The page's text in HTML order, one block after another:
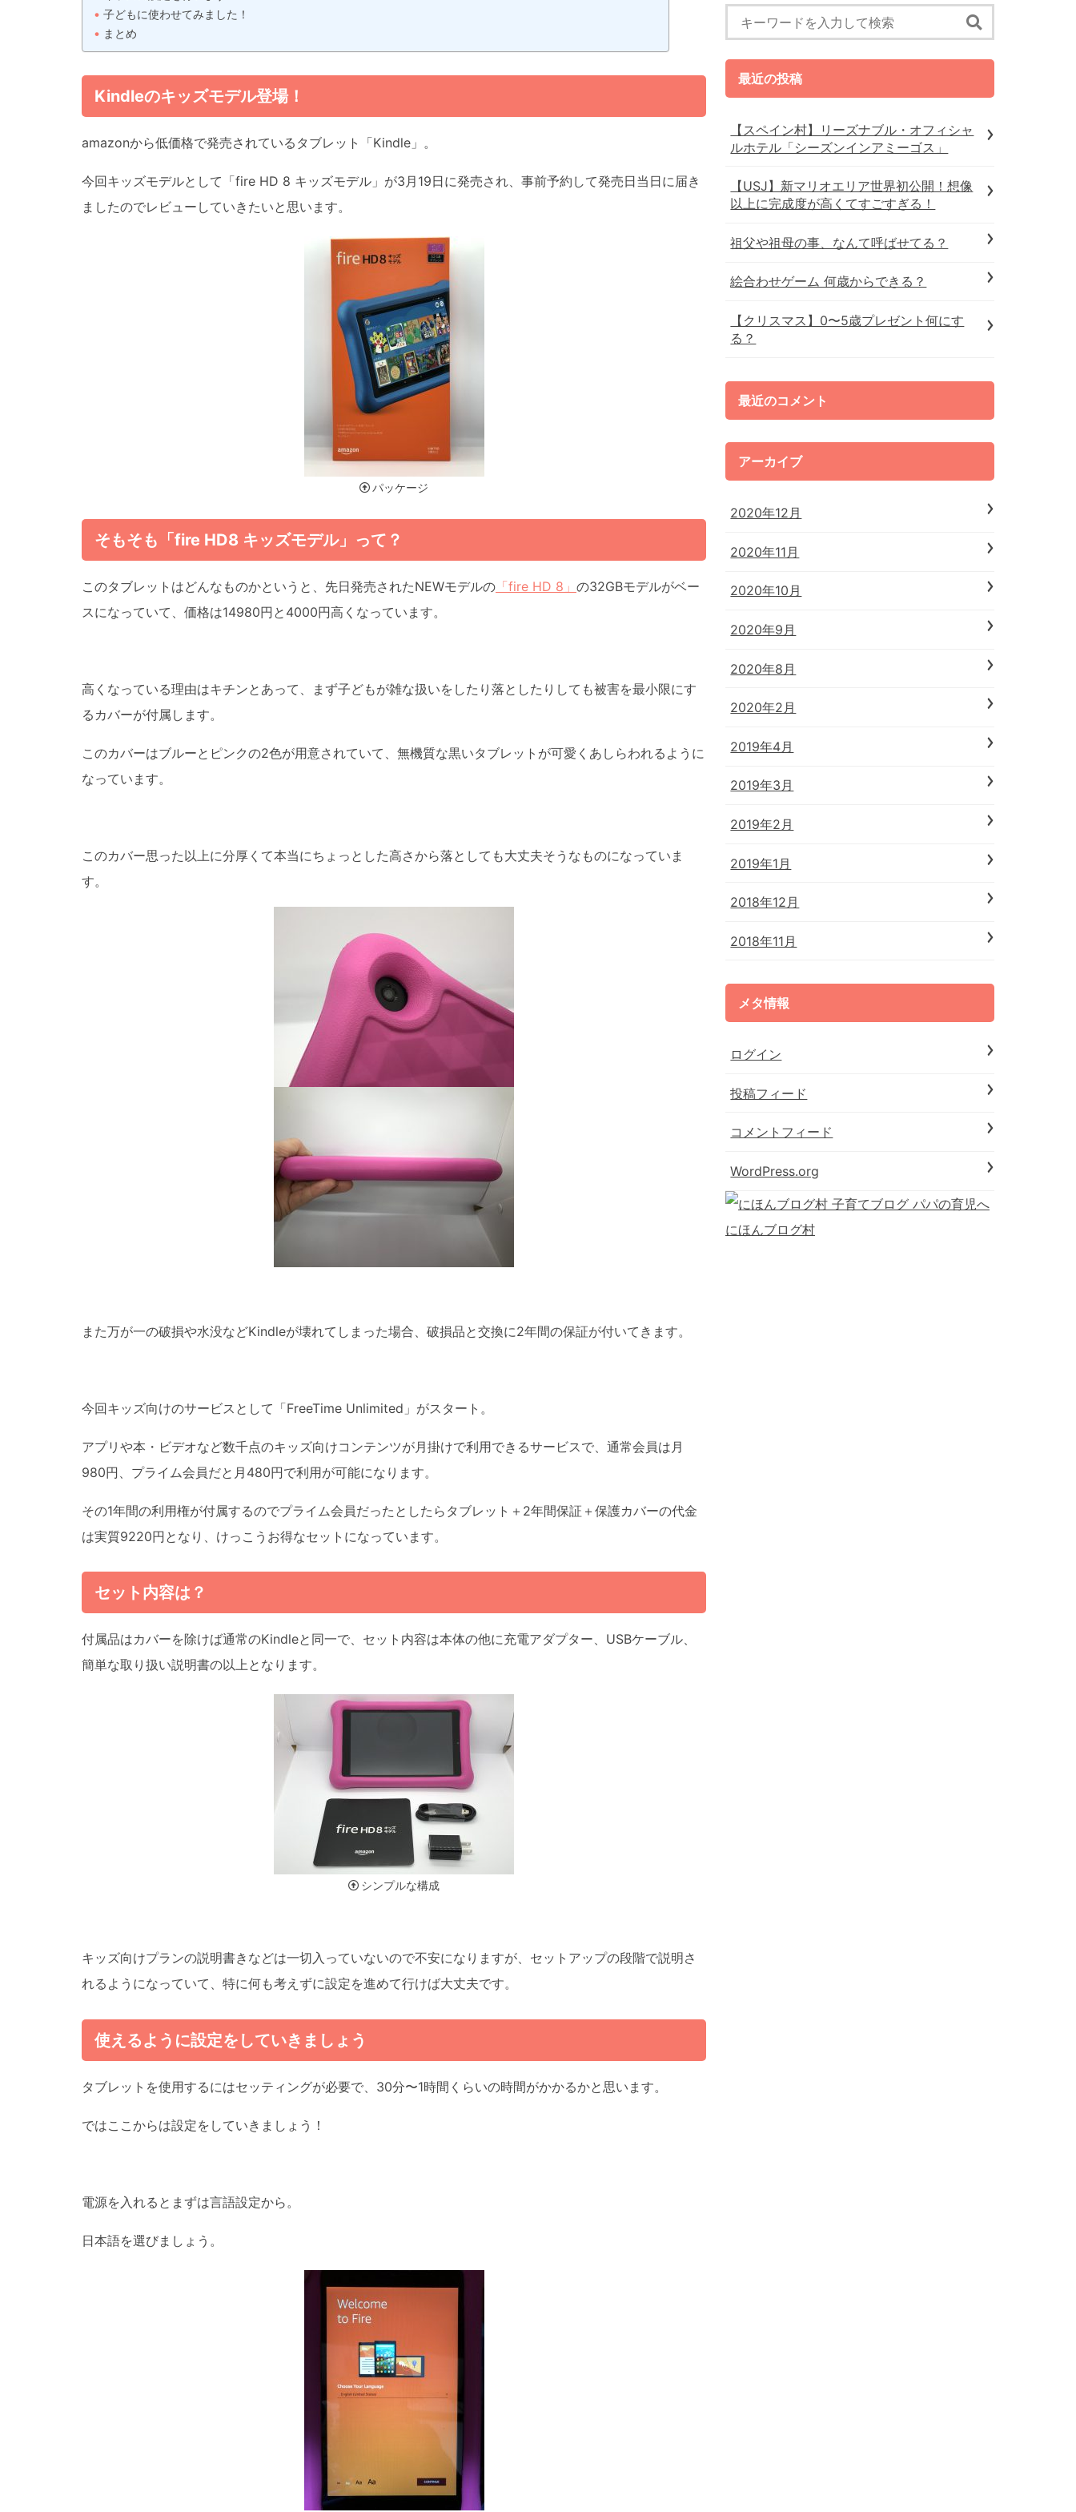
子どもに使わせてみました！
まとめ
Kindleのキッズモデル登場！
amazonから低価格で発売されているタブレット「Kindle」。
今回キッズモデルとして「fire HD 8 キッズモデル」が3月19日に発売され、事前予約して発売日当日に届き
ましたのでレビューしていきたいと思います。
パッケージ
そもそも「fire HD8 キッズモデル」って？
このタブレットはどんなものかというと、先日発売されたNEWモデルの 「fire HD 8」 の32GBモデルがベー
スになっていて、価格は14980円と4000円高くなっています。
高くなっている理由はキチンとあって、まず子どもが雑な扱いをしたり落としたりしても被害を最小限にす
るカバーが付属します。
このカバーはブルーとピンクの2色が用意されていて、無機質な黒いタブレットが可愛くあしらわれるように
なっています。
このカバー思った以上に分厚くて本当にちょっとした高さから落としても大丈夫そうなものになっていま
す。
また万が一の破損や水没などKindleが壊れてしまった場合、破損品と交換に2年間の保証が付いてきます。
今回キッズ向けのサービスとして「FreeTime Unlimited」がスタート。
アプリや本・ビデオなど数千点のキッズ向けコンテンツが月掛けで利用できるサービスで、通常会員は月
980円、プライム会員だと月480円で利用が可能になります。
その1年間の利用権が付属するのでプライム会員だったとしたらタブレット＋2年間保証＋保護カバーの代金
は実質9220円となり、けっこうお得なセットになっています。
セット内容は？
付属品はカバーを除けば通常のKindleと同一で、セット内容は本体の他に充電アダプター、USBケーブル、
簡単な取り扱い説明書の以上となります。
シンプルな構成
キッズ向けプランの説明書きなどは一切入っていないので不安になりますが、セットアップの段階で説明さ
れるようになっていて、特に何も考えずに設定を進めて行けば大丈夫です。
使えるように設定をしていきましょう
タブレットを使用するにはセッティングが必要で、30分〜1時間くらいの時間がかかるかと思います。
ではここからは設定をしていきましょう！
電源を入れるとまずは言語設定から。
日本語を選びましょう。
最近の投稿
【スペイン村】リーズナブル・オフィシャ
ルホテル「シーズンインアミーゴス」
【USJ】新マリオエリア世界初公開！想像
以上に完成度が高くてすごすぎる！
祖父や祖母の事、なんて呼ばせてる？
絵合わせゲーム 何歳からできる？
【クリスマス】0〜5歳プレゼント何にす
る？
最近のコメント
アーカイブ
2020年12月
2020年11月
2020年10月
2020年9月
2020年8月
2020年2月
2019年4月
2019年3月
2019年2月
2019年1月
2018年12月
2018年11月
メタ情報
ログイン
投稿フィード
コメントフィード
WordPress.org
にほんブログ村